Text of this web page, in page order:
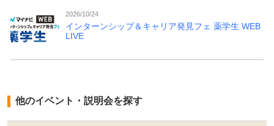
2026/10/24
インターンシップ＆キャリア発見フェ 薬学生 WEB
LIVE
他のイベント・説明会を探す